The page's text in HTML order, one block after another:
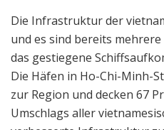
Die Infrastruktur der
und es sind bereits
das gestiegene
Die Häfen in Ho-Chi-Minh-
zur Region und decken 67
Umschlags aller